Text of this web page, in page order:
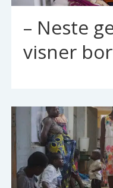
– Neste
visner